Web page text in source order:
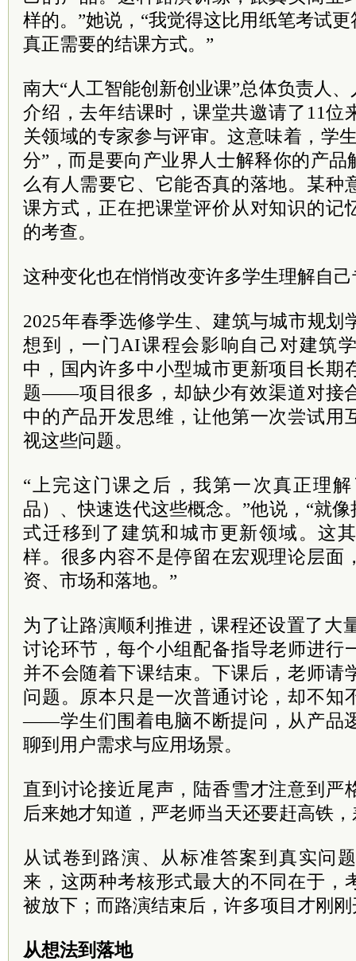
样的。”她说，“我觉得这比用纸笔考试
真正需要的结课方式。”
南大“人工智能创新创业课”总体负责人
介绍，去年结课时，课堂共邀请了11位
关领域的专家参与评审。这意味着，学
分”，而是要向产业界人士解释你的产
么有人需要它、它能否真的落地。某种
课方式，正在把课堂评价从对知识的记
的考查。
这种变化也在悄悄改变许多学生理解自
2025年春季选修学生、建筑与城市规划
想到，一门AI课程会影响自己对建筑
中，国内许多中小型城市更新项目长期
题——项目很多，却缺少有效渠道对接
中的产品开发思维，让他第一次尝试用
视这些问题。
“上完这门课之后，我第一次真正理
品）、快速迭代这些概念。”他说，“就
式迁移到了建筑和城市更新领域。这
样。很多内容不是停留在宏观理论层面
资、市场和落地。”
为了让路演顺利推进，课程还设置了大
讨论环节，每个小组配备指导老师进行
并不会随着下课结束。下课后，老师请
问题。原本只是一次普通讨论，却不知
——学生们围着电脑不断提问，从产品
聊到用户需求与应用场景。
直到讨论接近尾声，陆香雪才注意到严
后来她才知道，严老师当天还要赶高铁
从试卷到路演、从标准答案到真实问
来，这两种考核形式最大的不同在于，
被放下；而路演结束后，许多项目才刚
从想法到落地